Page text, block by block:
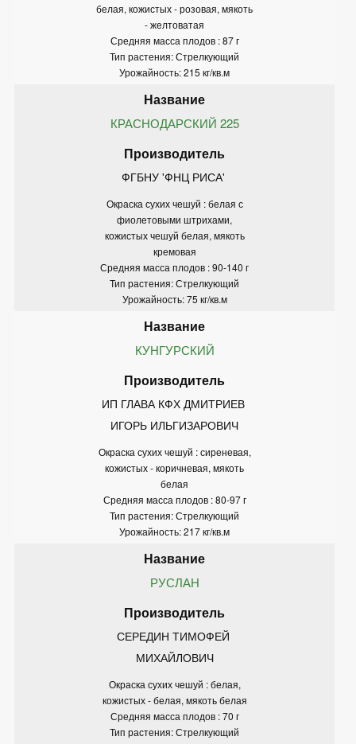
белая, кожистых - розовая, мякоть
- желтоватая
Средняя масса плодов : 87 г
Тип растения: Стрелкующий
Урожайность: 215 кг/кв.м
КРАСНОДАРСКИЙ 225
ФГБНУ 'ФНЦ РИСА'
Окраска сухих чешуй : белая с
фиолетовыми штрихами,
кожистых чешуй белая, мякоть
кремовая
Средняя масса плодов : 90-140 г
Тип растения: Стрелкующий
Урожайность: 75 кг/кв.м
КУНГУРСКИЙ
ИП ГЛАВА КФХ ДМИТРИЕВ
ИГОРЬ ИЛЬГИЗАРОВИЧ
Окраска сухих чешуй : сиреневая,
кожистых - коричневая, мякоть
белая
Средняя масса плодов : 80-97 г
Тип растения: Стрелкующий
Урожайность: 217 кг/кв.м
РУСЛАН
СЕРЕДИН ТИМОФЕЙ
МИХАЙЛОВИЧ
Окраска сухих чешуй : белая,
кожистых - белая, мякоть белая
Средняя масса плодов : 70 г
Тип растения: Стрелкующий